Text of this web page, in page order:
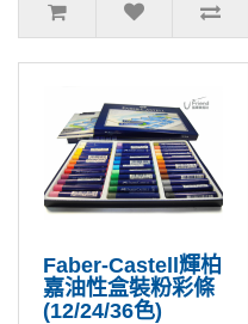
Faber-Castell輝柏
嘉油性盒裝粉彩條
(12/24/36色)